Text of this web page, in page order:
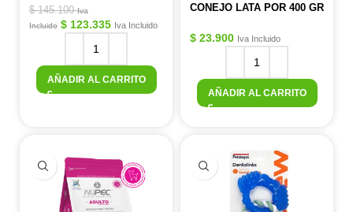
$145.100 Iva
Incluido $ 123.335 Iva Incluido
AÑADIR AL CARRITO
CONEJO LATA POR 400 GR
$ 23.900 Iva Incluido
AÑADIR AL CARRITO